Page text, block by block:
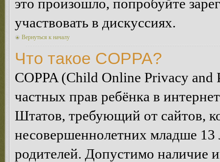
это произошло, попробуйте
участвовать в дискуссиях.
Вернуться к началу
Что такое COPPA?
COPPA (Child Online Privacy
частных прав ребёнка в
Штатов, требующий от сайтов,
несовершеннолетних младше 13
родителей. Допустимо наличие